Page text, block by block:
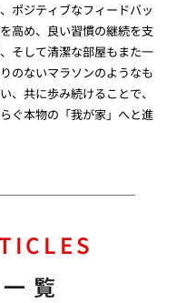
ポジティブなフィードバッ
高め、良い習慣の継続を支
そして清潔な部屋もまた一
のないマラソンのようなも
、共に歩み続けることで、
ぐ本物の「我が家」へと進
覧